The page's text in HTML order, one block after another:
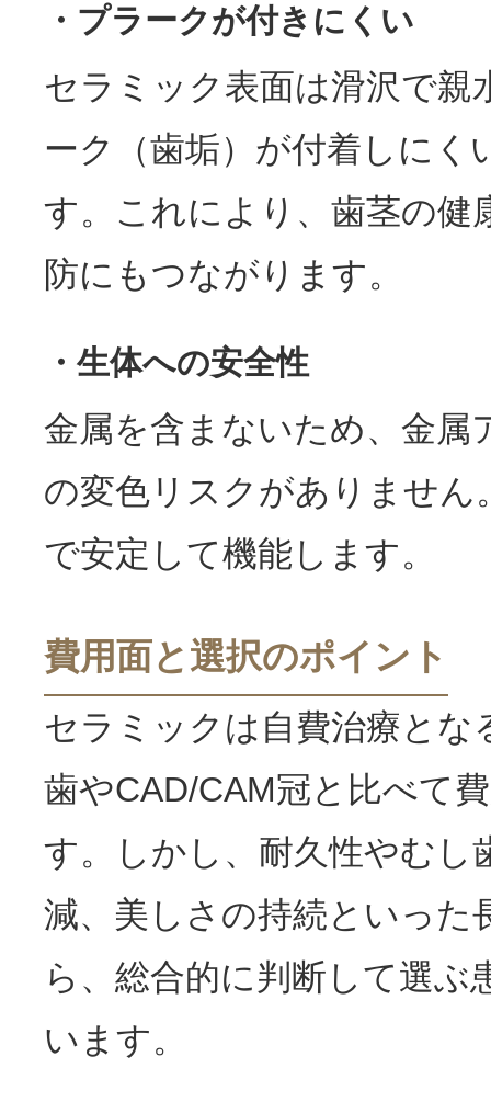
・プラークが付きにくい
セラミック表面は滑沢で親
ーク（歯垢）が付着しにく
す。これにより、歯茎の健
防にもつながります。
・生体への安全性
金属を含まないため、金属
の変色リスクがありません
で安定して機能します。
費用面と選択のポイント
セラミックは自費治療とな
歯やCAD/CAM冠と比べて
す。しかし、耐久性やむし
減、美しさの持続といった
ら、総合的に判断して選ぶ
います。